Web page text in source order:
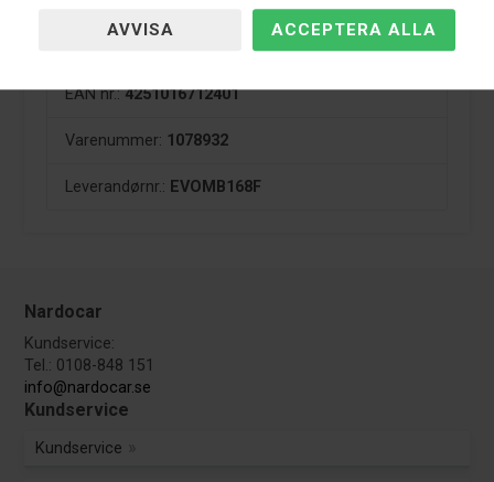
Det är en 2-års garanti på alla TA-Technix sänkningssats
till Mercedes E-Klasse.
EAN nr.:4251016712401
Varenummer: 1078932
Leverandørnr.: EVOMB168F
Nardocar
Kundservice:
Tel.: 0108-848 151
info@nardocar.se
Kundservice
Kundservice